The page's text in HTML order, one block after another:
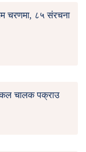
चरणमा, ८५ संरचना
चालक पक्राउ